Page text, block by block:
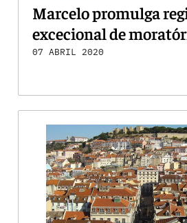
Marcelo promulga
excecional de
07 ABRIL 2020